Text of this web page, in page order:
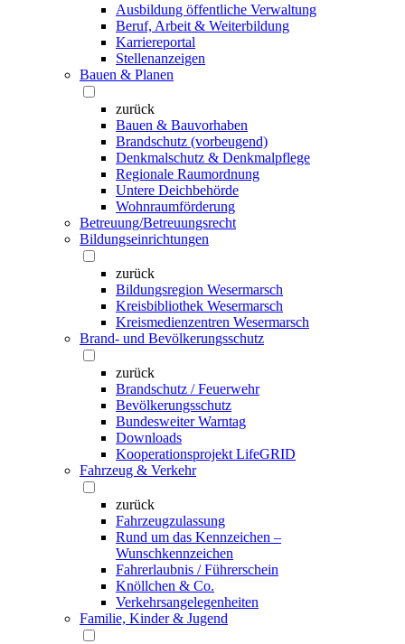
Ausbildung öffentliche Verwaltung
Beruf, Arbeit & Weiterbildung
Karriereportal
Stellenanzeigen
Bauen & Planen
zurück
Bauen & Bauvorhaben
Brandschutz (vorbeugend)
Denkmalschutz & Denkmalpflege
Regionale Raumordnung
Untere Deichbehörde
Wohnraumförderung
Betreuung/Betreuungsrecht
Bildungseinrichtungen
zurück
Bildungsregion Wesermarsch
Kreisbibliothek Wesermarsch
Kreismedienzentren Wesermarsch
Brand- und Bevölkerungsschutz
zurück
Brandschutz / Feuerwehr
Bevölkerungsschutz
Bundesweiter Warntag
Downloads
Kooperationsprojekt LifeGRID
Fahrzeug & Verkehr
zurück
Fahrzeugzulassung
Rund um das Kennzeichen –
Wunschkennzeichen
Fahrerlaubnis / Führerschein
Knöllchen & Co.
Verkehrsangelegenheiten
Familie, Kinder & Jugend